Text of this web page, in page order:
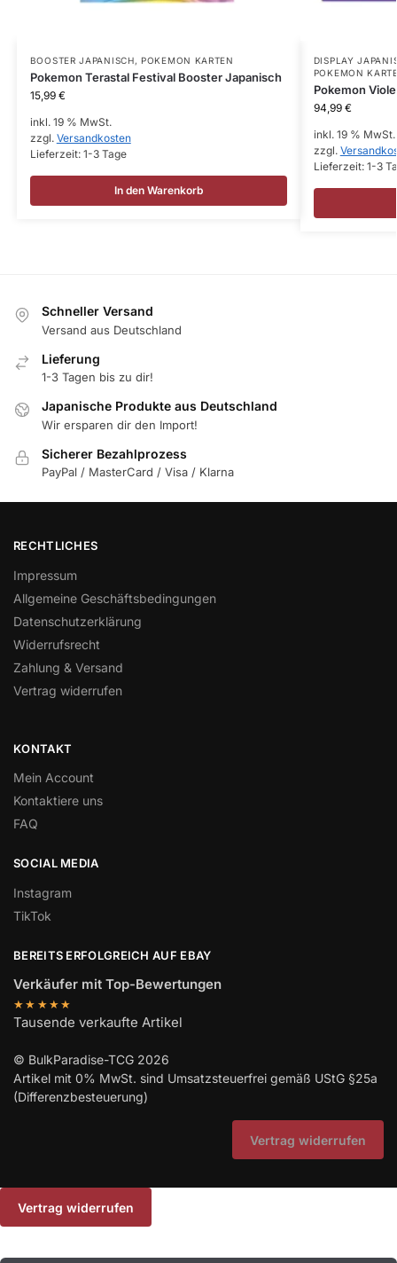
BOOSTER JAPANISCH, POKEMON KARTEN
Pokemon Terastal Festival Booster Japanisch
15,99 €
inkl. 19 % MwSt.
zzgl. Versandkosten
Lieferzeit: 1-3 Tage
In den Warenkorb
DISPLAY
POKEMON
Pokemon
94,99 €
inkl. 19 % MwSt.
zzgl.
Lieferzeit: 1-3
Schneller Versand
Versand aus Deutschland
Lieferung
1-3 Tagen bis zu dir!
Japanische Produkte aus Deutschland
Wir ersparen dir den Import!
Sicherer Bezahlprozess
PayPal / MasterCard / Visa / Klarna
RECHTLICHES
Impressum
Allgemeine Geschäftsbedingungen
Datenschutzerklärung
Widerrufsrecht
Zahlung & Versand
Vertrag widerrufen
KONTAKT
Mein Account
Kontaktiere uns
FAQ
SOCIAL MEDIA
Instagram
TikTok
BEREITS ERFOLGREICH AUF EBAY
Verkäufer mit Top-Bewertungen
★★★★★
Tausende verkaufte Artikel
© BulkParadise-TCG 2026
Artikel mit 0% MwSt. sind Umsatzsteuerfrei gemäß UStG §25a
(Differenzbesteuerung)
Vertrag widerrufen
Vertrag widerrufen